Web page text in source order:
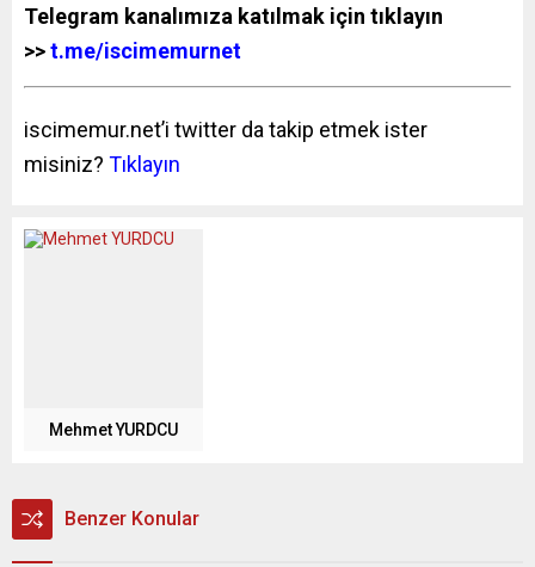
Telegram kanalımıza katılmak için tıklayın
>>t.me/iscimemurnet
iscimemur.net’i twitter da takip etmek ister
misiniz? Tıklayın
Mehmet YURDCU
Benzer Konular